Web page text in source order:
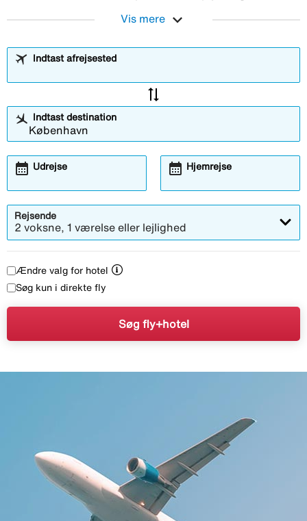
Vis mere expand_more
Indtast afrejsested
sync_alt
Indtast destination
Udrejse
calendar_month Hjemrejse
calendar_month
Rejsende
2 voksne, 1 værelse eller lejlighed
Ændre valg for hotel
Søg kun i direkte fly
Søg fly+hotel